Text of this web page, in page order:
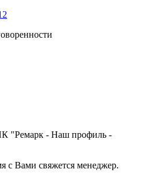
"Ремарк - Наш профиль -
с Вами свяжется менеджер.